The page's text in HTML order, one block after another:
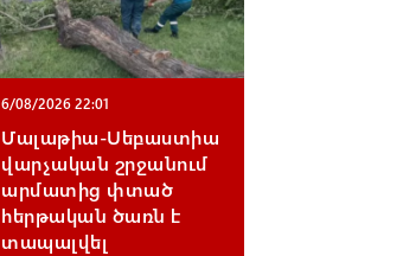
6/08/2026 22:01
Մալաթիա-Սեբաստիա
վարչական շրջանում
արմատից փտած
հերթական ծառն է
տապալվել